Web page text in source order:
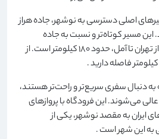
اصلی دسترسی به نوشهر، جاده هراز
مسیر کوتاه‌تر و نسبت به جاده
چالوس کمتر ترافیک دارد و از تهران تا آمل، حدود 180 کیلومتر است. از
.
دنبال سفری سریع‌تر و راحت‌تر هستند،
می‌شوند. این فرودگاه با پروازهای
ایران به مقصد نوشهر، یکی از
به این شهر است.